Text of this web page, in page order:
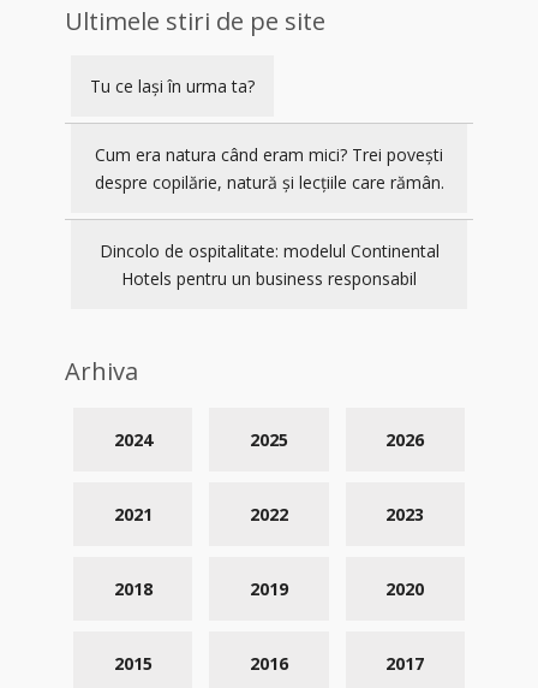
Ultimele stiri de pe site
Tu ce lași în urma ta?
Cum era natura când eram mici? Trei povești
despre copilărie, natură și lecțiile care rămân.
Dincolo de ospitalitate: modelul Continental
Hotels pentru un business responsabil
Arhiva
2026
2025
2024
2023
2022
2021
2020
2019
2018
2017
2016
2015